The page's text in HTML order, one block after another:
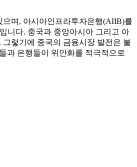
으며, 아시아인프라투자은행(AIIB)를
니다. 중국과 중앙아시아 그리고 아
렇기에 중국의 금융시장 발전은 불
과 은행들이 위안화를 적극적으로